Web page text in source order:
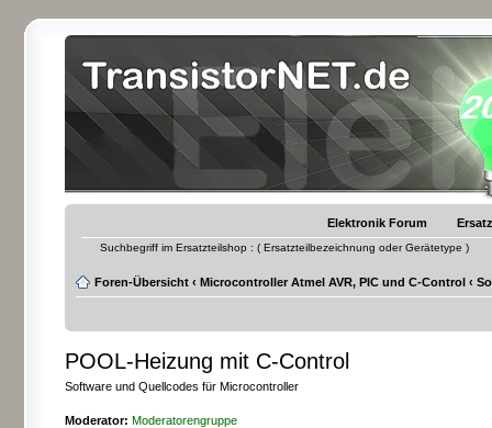
Elektronik Forum
Suchbegriff im Ersatzteilshop : ( Ersatzteilbezeichnung oder Gerätetype )
Foren-Übersicht ‹ Microcontroller Atmel AVR, PIC und C-Control ‹
POOL-Heizung mit C-Control
Software und Quellcodes für Microcontroller
Moderator: Moderatorengruppe